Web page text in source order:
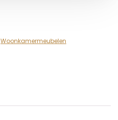
Woonkamermeubelen